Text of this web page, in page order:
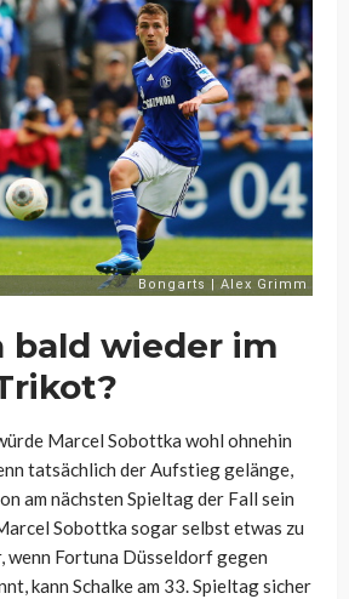
bald wieder im
Marcel Sobottka wohl ohnehin
tatsächlich der Aufstieg gelänge,
am nächsten Spieltag der Fall sein
Sobottka sogar selbst etwas zu
wenn Fortuna Düsseldorf gegen
kann Schalke am 33. Spieltag sicher